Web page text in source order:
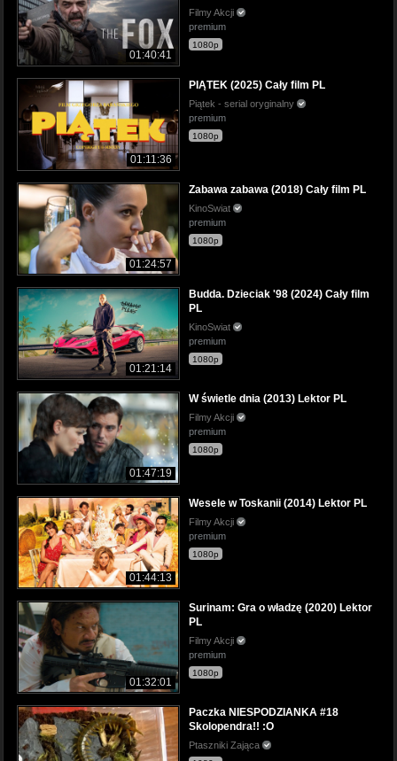
01:40:41
Filmy Akcji
premium
1080p
01:11:36
PIĄTEK (2025) Cały film PL
Piątek - serial oryginalny
premium
1080p
01:24:57
Zabawa zabawa (2018) Cały film PL
KinoSwiat
premium
1080p
01:21:14
Budda. Dzieciak '98 (2024) Cały film
PL
KinoSwiat
premium
1080p
01:47:19
W świetle dnia (2013) Lektor PL
Filmy Akcji
premium
1080p
01:44:13
Wesele w Toskanii (2014) Lektor PL
Filmy Akcji
premium
1080p
01:32:01
Surinam: Gra o władzę (2020) Lektor
PL
Filmy Akcji
premium
1080p
Paczka NIESPODZIANKA #18
Skolopendra!! :O
Ptaszniki Zająca